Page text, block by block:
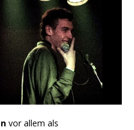
vor allem als